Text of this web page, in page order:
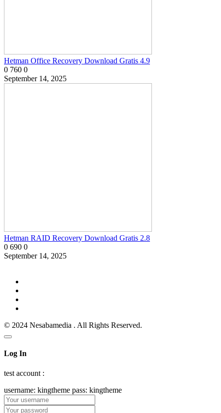
Hetman Office Recovery Download Gratis 4.9
0 760 0
September 14, 2025
Hetman RAID Recovery Download Gratis 2.8
0 690 0
September 14, 2025
© 2024 Nesabamedia . All Rights Reserved.
Log In
test account :
username: kingtheme pass: kingtheme